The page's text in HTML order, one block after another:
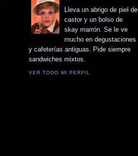
Lleva un abrigo de piel de
castor y un bolso de
skay marrón. Se le ve
mucho en degustaciones
y cafeterías antiguas. Pide siempre
sandwiches mixtos.
VER TODO MI PERFIL